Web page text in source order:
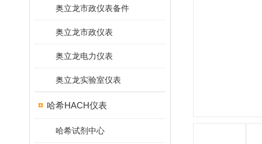
奥立龙市政仪表备件
奥立龙市政仪表
奥立龙电力仪表
奥立龙实验室仪表
哈希HACH仪表
哈希试剂中心